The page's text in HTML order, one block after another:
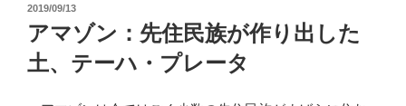
投
稿
日:
2019/09/13
アマゾン：先住民族が作り出した
土、テーハ・プレータ